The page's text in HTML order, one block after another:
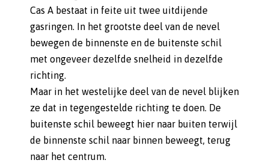
Cas A bestaat in feite uit twee uitdijende
gasringen. In het grootste deel van de nevel
bewegen de binnenste en de buitenste schil
met ongeveer dezelfde snelheid in dezelfde
richting.
Maar in het westelijke deel van de nevel blijken
ze dat in tegengestelde richting te doen. De
buitenste schil beweegt hier naar buiten terwijl
de binnenste schil naar binnen beweegt, terug
naar het centrum.